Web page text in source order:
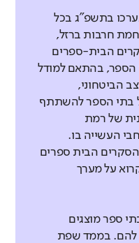
בתשפ"ג בכל
חרבות ברזל,
הבית-ספרים
הספר, בהתאם למודל
הביטחוני,
בתי הספר להשתתף
של רמת
העשייה בו.
הבית ספרים
על מערך
ספר מוצגים
להם. בממד שפת